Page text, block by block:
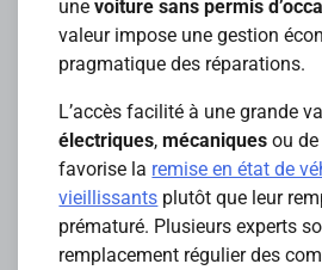
unevoiture sans permis
valeur impose une gestion
pragmatique des réparations.
L’accès facilité à une grande
électriques,mécaniques ou
favorise la remise en état de
vieillissants plutôt que leur
prématuré. Plusieurs experts
remplacement régulier des